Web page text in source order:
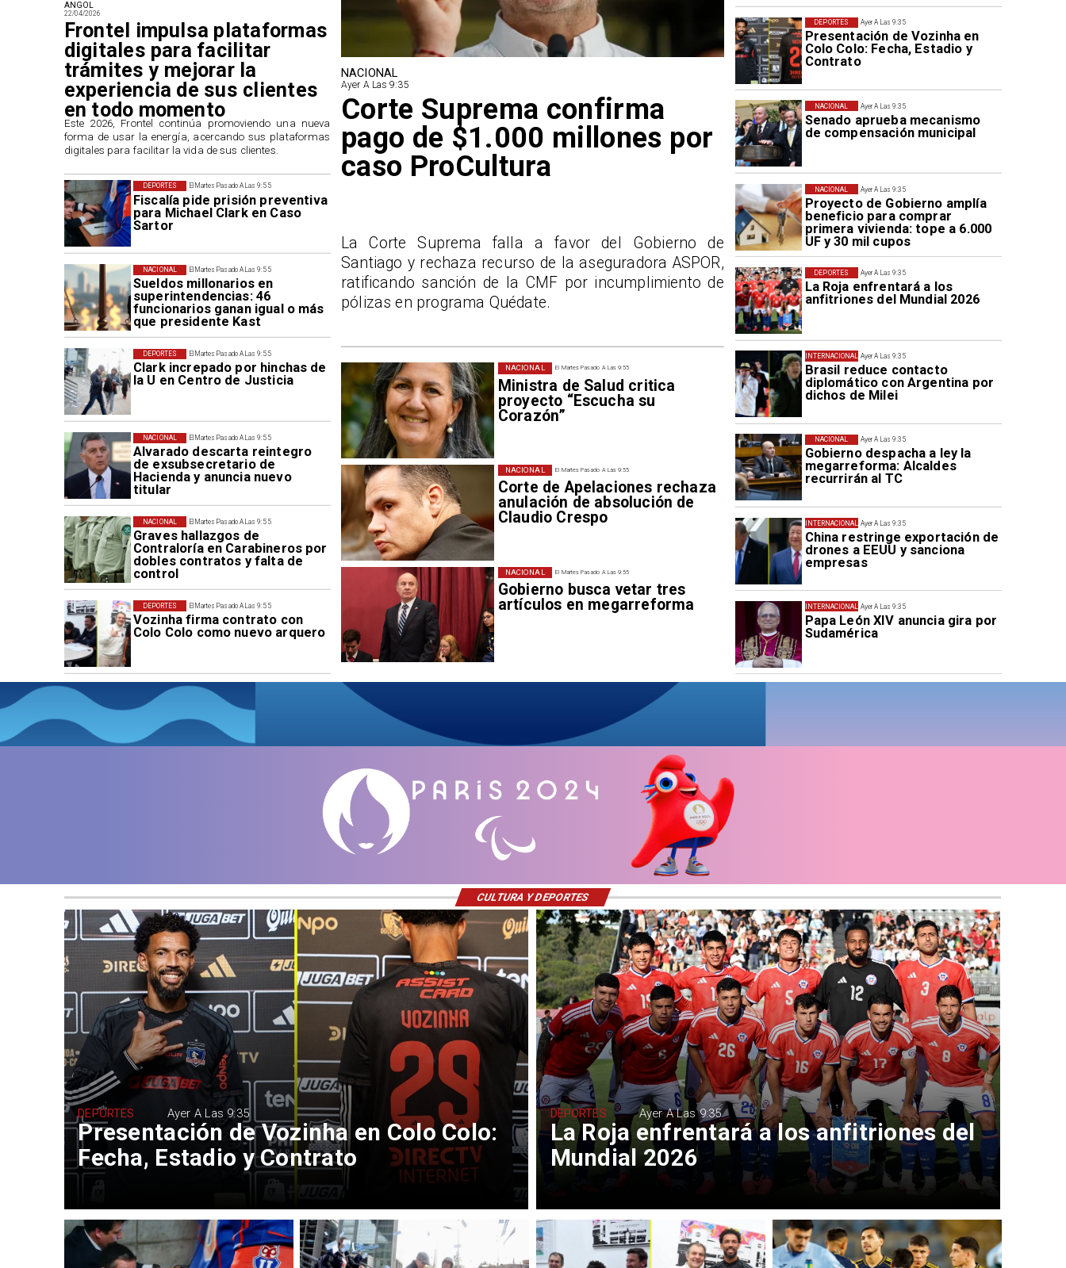
Ayer A Las 9:35
Presentación de Vozinha en
Colo Colo: Fecha, Estadio y
Contrato
DEPORTES
Ayer A Las 9:35
Senado aprueba mecanismo
de compensación municipal
NACIONAL
Ayer A Las 9:35
Proyecto de Gobierno amplía
beneficio para comprar
primera vivienda: tope a 6.000
UF y 30 mil cupos
NACIONAL
Ayer A Las 9:35
La Roja enfrentará a los
anfitriones del Mundial 2026
DEPORTES
Ayer A Las 9:35
Brasil reduce contacto
diplomático con Argentina por
dichos de Milei
INTERNACIONAL
Ayer A Las 9:35
Gobierno despacha a ley la
megarreforma: Alcaldes
recurrirán al TC
NACIONAL
Ayer A Las 9:35
China restringe exportación de
drones a EEUU y sanciona
empresas
INTERNACIONAL
Ayer A Las 9:35
Papa León XIV anuncia gira por
Sudamérica
INTERNACIONAL
El Martes Pasado A Las 9:55
Fiscalía pide prisión preventiva
para Michael Clark en Caso
Sartor
DEPORTES
El Martes Pasado A Las 9:55
Sueldos millonarios en
superintendencias: 46
funcionarios ganan igual o más
que presidente Kast
NACIONAL
El Martes Pasado A Las 9:55
Clark increpado por hinchas de
la U en Centro de Justicia
DEPORTES
El Martes Pasado A Las 9:55
Alvarado descarta reintegro
de exsubsecretario de
Hacienda y anuncia nuevo
titular
NACIONAL
El Martes Pasado A Las 9:55
Graves hallazgos de
Contraloría en Carabineros por
dobles contratos y falta de
control
NACIONAL
El Martes Pasado A Las 9:55
Vozinha firma contrato con
Colo Colo como nuevo arquero
DEPORTES
El Martes Pasado A Las 9:55
Ministra de Salud critica
proyecto “Escucha su
Corazón”
NACIONAL
El Martes Pasado A Las 9:55
Corte de Apelaciones rechaza
anulación de absolución de
Claudio Crespo
NACIONAL
El Martes Pasado A Las 9:55
Gobierno busca vetar tres
artículos en megarreforma
NACIONAL
ANGOL
22/04/2026
Frontel impulsa plataformas
digitales para facilitar
trámites y mejorar la
experiencia de sus clientes
en todo momento
​Este 2026, Frontel continúa promoviendo una nueva
forma de usar la energía, acercando sus plataformas
digitales para facilitar la vida de sus clientes.
NACIONAL
Ayer A Las 9:35
Corte Suprema confirma
pago de $1.000 millones por
caso ProCultura
La Corte Suprema falla a favor del Gobierno de
Santiago y rechaza recurso de la aseguradora ASPOR,
ratificando sanción de la CMF por incumplimiento de
pólizas en programa Quédate.
Presentación de Vozinha en Colo Colo:
Fecha, Estadio y Contrato
DEPORTES Ayer A Las 9:35
La Roja enfrentará a los anfitriones del
Mundial 2026
DEPORTES Ayer A Las 9:35
CULTURA Y DEPORTES